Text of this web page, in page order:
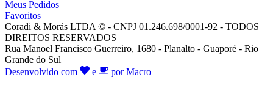
Meus Pedidos
Favoritos
Coradi & Morás LTDA © - CNPJ 01.246.698/0001-92 - TODOS
DIREITOS RESERVADOS
Rua Manoel Francisco Guerreiro, 1680 - Planalto - Guaporé - Rio
Grande do Sul
Desenvolvido com
e por Macro